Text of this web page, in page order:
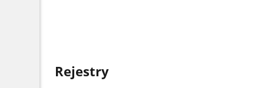
Rejestry